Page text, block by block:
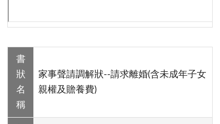
書
狀
名
稱
家事聲請調解狀--請求離婚(含未成年子女
親權及贍養費)